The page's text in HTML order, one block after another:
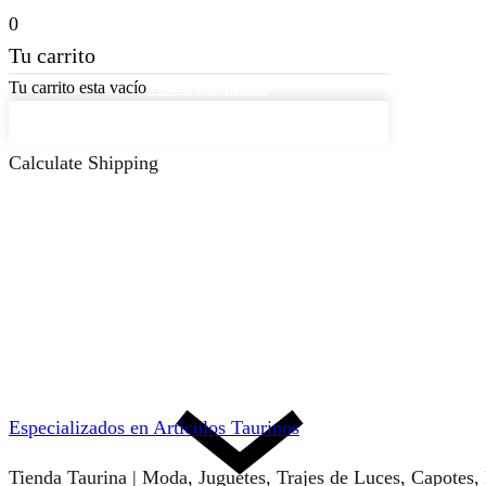
0
Tu carrito
Tu carrito esta vacío
Calculate Shipping
Especializados en Artículos Taurinos
Tienda Taurina | Moda, Juguetes, Trajes de Luces, Capotes,